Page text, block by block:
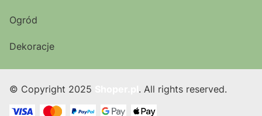
Ogród
Dekoracje
© Copyright 2025 . All rights reserved.